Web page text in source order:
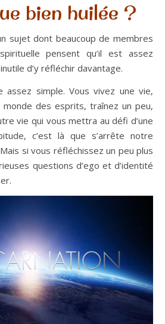
bien huilée ?
pensent qu’il est assez
d’y réfléchir davantage.
assez simple. Vous vivez une vie,
des esprits, traînez un peu,
vie qui vous mettra au défi d’une
c’est là que s’arrête notre
si vous réfléchissez un peu plus
questions d’ego et d’identité